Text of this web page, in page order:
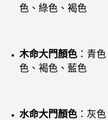
色、綠色、褐色
木命大門顏色 ：青
色、褐色、藍色
水命大門顏色 ：灰